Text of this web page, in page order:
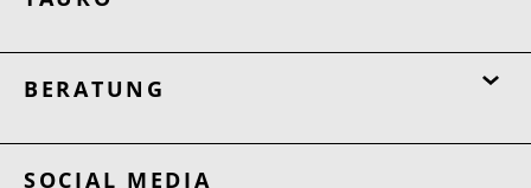
BERATUNG
SOCIAL MEDIA